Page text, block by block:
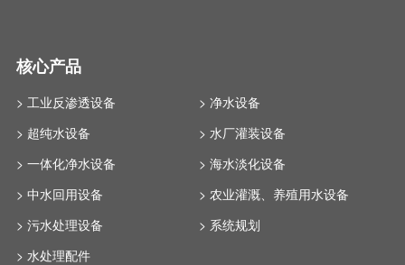
核心产品
> 工业反渗透设备
> 净水设备
> 超纯水设备
> 水厂灌装设备
> 一体化净水设备
> 海水淡化设备
> 中水回用设备
> 农业灌溉、养殖用水设备
> 污水处理设备
> 系统规划
> 水处理配件